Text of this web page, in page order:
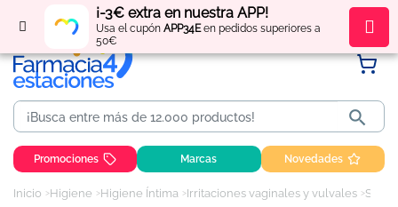
¡-3€ extra en nuestra APP!
Usa el cupón APP34Een pedidos superiores a
50€
Regístratey obténpuntos por tus compras

Promociones Marcas Novedades
Inicio Higiene Higiene Íntima Irritaciones vaginales y vulvales